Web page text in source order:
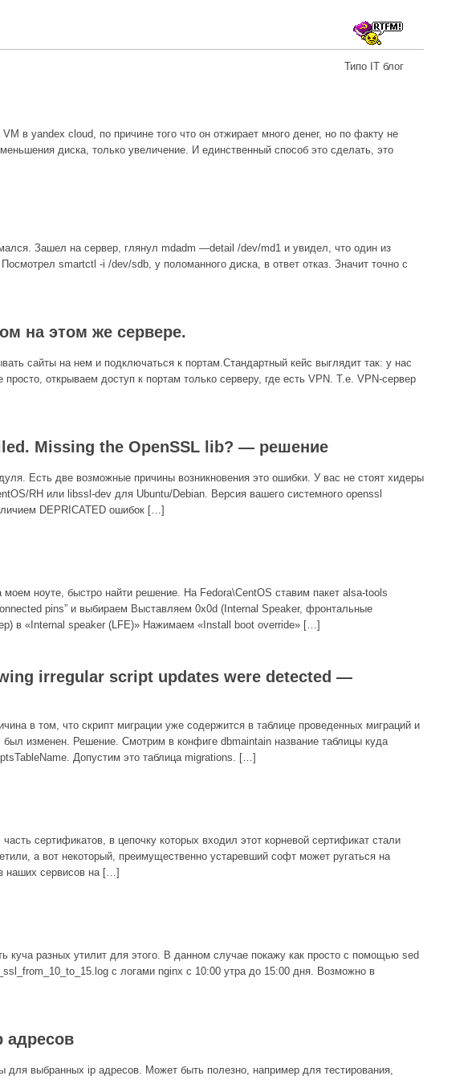
Типо IT блог
в yandex cloud, по причине того что он отжирает много денег, но по факту не
диска, только увеличение. И единственный способ это сделать, это
Зашел на сервер, глянул mdadm —detail /dev/md1 и увидел, что один из
smartctl -i /dev/sdb, у поломанного диска, в ответ отказ. Значит точно с
на этом же сервере.
сайты на нем и подключаться к портам.Стандартный кейс выглядит так: у нас
открываем доступ к портам только серверу, где есть VPN. Т.е. VPN-сервер
Missing the OpenSSL lib? — решение
Есть две возможные причины возникновения это ошибки. У вас не стоят хидеры
RH или libssl-dev для Ubuntu/Debian. Версия вашего системного openssl
DEPRICATED ошибок […]
ноуте, быстро найти решение. На Fedora\CentOS ставим пакет alsa-tools
pins” и выбираем Выставляем 0x0d (Internal Speaker, фронтальные
в «Internal speaker (LFE)» Нажимаем «Install boot override» […]
irregular script updates were detected —
в том, что скрипт миграции уже содержится в таблице проведенных миграций и
изменен. Решение. Смотрим в конфиге dbmaintain название таблицы куда
Допустим это таблица migrations. […]
сертификатов, в цепочку которых входил этот корневой сертификат стали
а вот некоторый, преимущественно устаревший софт может ругаться на
наших сервисов на […]
куча разных утилит для этого. В данном случае покажу как просто с помощью sed
с логами nginx c 10:00 утра до 15:00 дня. Возможно в
адресов
выбранных ip адресов. Может быть полезно, например для тестирования,